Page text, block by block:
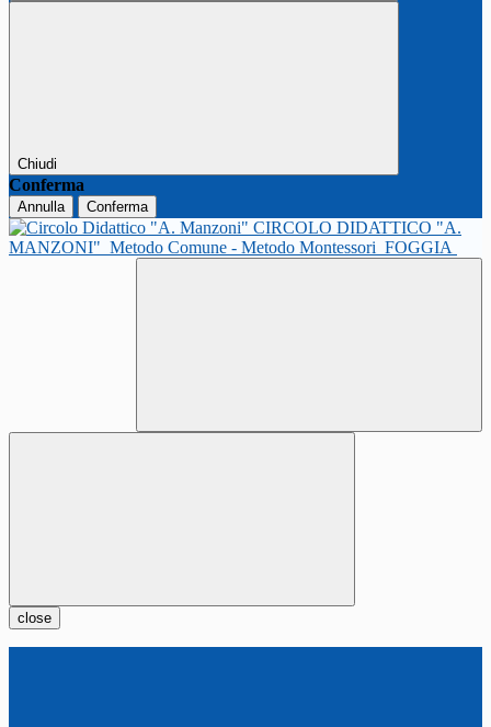
Chiudi
Conferma
Annulla Conferma
CIRCOLO DIDATTICO "A.
MANZONI" Metodo Comune - Metodo Montessori FOGGIA
close